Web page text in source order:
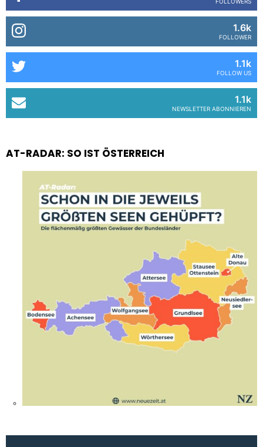
1.6k
FOLLOWER
1.1k
FOLLOW US
1.1k
NEWSLETTER ABONNIEREN
AT-RADAR: SO IST ÖSTERREICH